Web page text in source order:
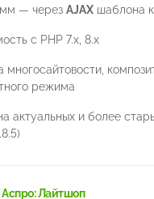
— через AJAX шаблона
с PHP 7.x, 8.x
режима
актуальных и более
Аспро: Лайтшоп